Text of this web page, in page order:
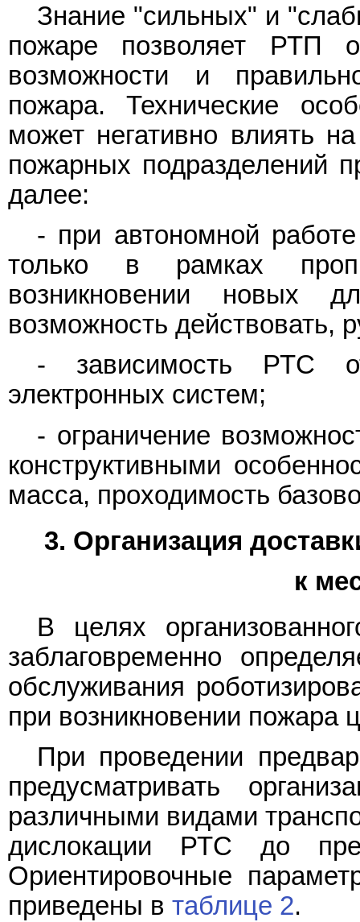
Знание "сильных" и
пожаре позволяет РТП
возможности и
пожара. Технические
может негативно влиять
пожарных подразделений
далее:
- при автономной
только в рамках
возникновении новых
возможность действовать,
- зависимость РТС
электронных систем;
- ограничение
конструктивными
масса, проходимость
3. Организация
к
В целях
заблаговременно
обслуживания
при возникновении пожара
При проведении
предусматривать
различными видами
дислокации РТС до
Ориентировочные
приведены в таблице 2.